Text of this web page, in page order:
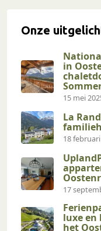
Onze
in
15 mei
La
18
17
luxe
het